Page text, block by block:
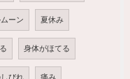
ーン 夏休み
身体がほてる
しびれ 痛み